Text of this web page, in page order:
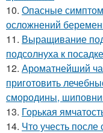
10. Опасные
осложнений
11. Выращивание
подсолнуха к посадке
12. Ароматнейший
приготовить
смородины,
13. Горькая
14. Что учесть